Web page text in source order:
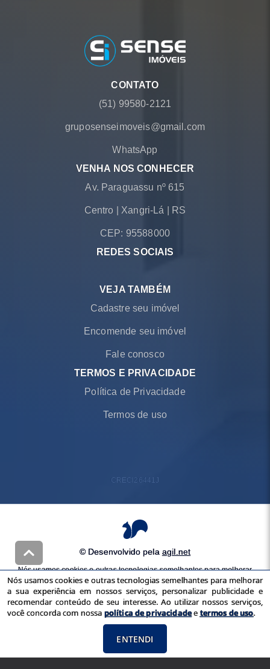
CONTATO
(51) 99580-2121
gruposenseimoveis@gmail.com
WhatsApp
VENHA NOS CONHECER
Av. Paraguassu nº 615
Centro Xangri-Lá RS
CEP: 95588000
REDES SOCIAIS
VEJA TAMBÉM
Cadastre seu imóvel
Encomende seu imóvel
Fale conosco
TERMOS E PRIVACIDADE
Política de Privacidade
Termos de uso
CRECI 26441J
© Desenvolvido pela agil.net
Nós usamos cookies e outras tecnologias semelhantes para melhorar
a sua experiência em nossos serviços, personalizar publicidade e
recomendar conteúdo de seu interesse. Ao utilizar nossos serviços,
você concorda com nossapolítica de privacidadeetermos de uso
Nós usamos cookies e outras tecnologias semelhantes para melhorar
a sua experiência em nossos serviços, personalizar publicidade e
recomendar conteúdo de seu interesse. Ao utilizar nossos serviços,
você concorda com nossa política de privacidadeetermos de uso.
ENTENDI